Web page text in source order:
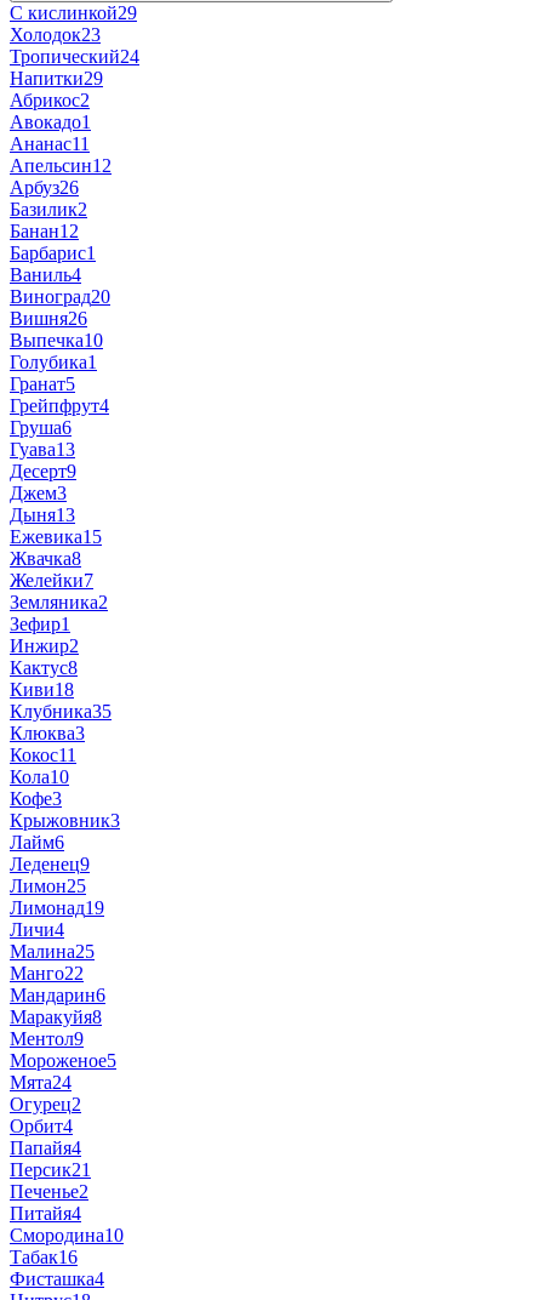
С кислинкой29
Холодок23
Тропический24
Напитки29
Абрикос2
Авокадо1
Ананас11
Апельсин12
Арбуз26
Базилик2
Банан12
Барбарис1
Ваниль4
Виноград20
Вишня26
Выпечка10
Голубика1
Гранат5
Грейпфрут4
Груша6
Гуава13
Десерт9
Джем3
Дыня13
Ежевика15
Жвачка8
Желейки7
Земляника2
Зефир1
Инжир2
Кактус8
Киви18
Клубника35
Клюква3
Кокос11
Кола10
Кофе3
Крыжовник3
Лайм6
Леденец9
Лимон25
Лимонад19
Личи4
Малина25
Манго22
Мандарин6
Маракуйя8
Ментол9
Мороженое5
Мята24
Огурец2
Орбит4
Папайя4
Персик21
Печенье2
Питайя4
Смородина10
Табак16
Фисташка4